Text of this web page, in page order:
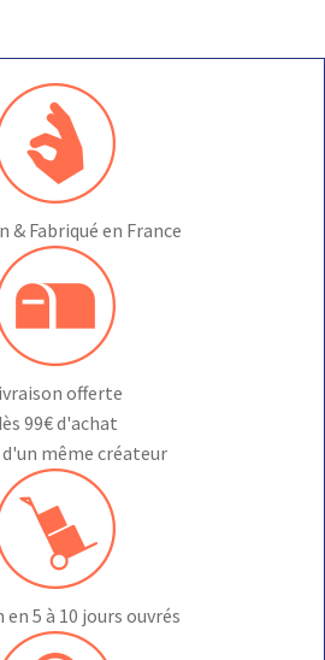
& Fabriqué en France
offerte
99€ d'achat
même créateur
en 5 à 10 jours ouvrés